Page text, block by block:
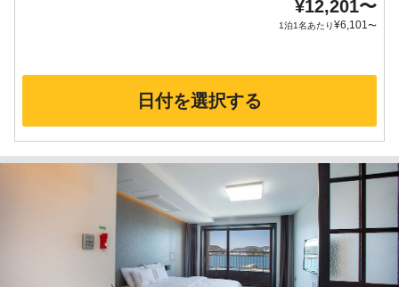
¥12,201〜
1泊1名あたり¥6,101〜
日付を選択する